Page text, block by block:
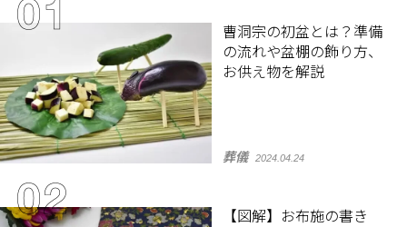
曹洞宗の初盆とは？準備
の流れや盆棚の飾り方、
お供え物を解説
葬儀 2024.04.24
【図解】お布施の書き